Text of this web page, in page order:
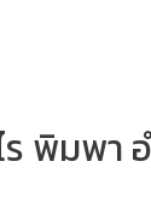
ร พิมพา